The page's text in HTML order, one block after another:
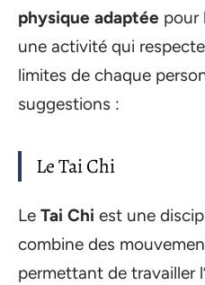
physique adaptée pour
une activité qui
limites de chaque
suggestions :
Le Tai Chi
Le Tai Chi est une
combine des
permettant de travailler